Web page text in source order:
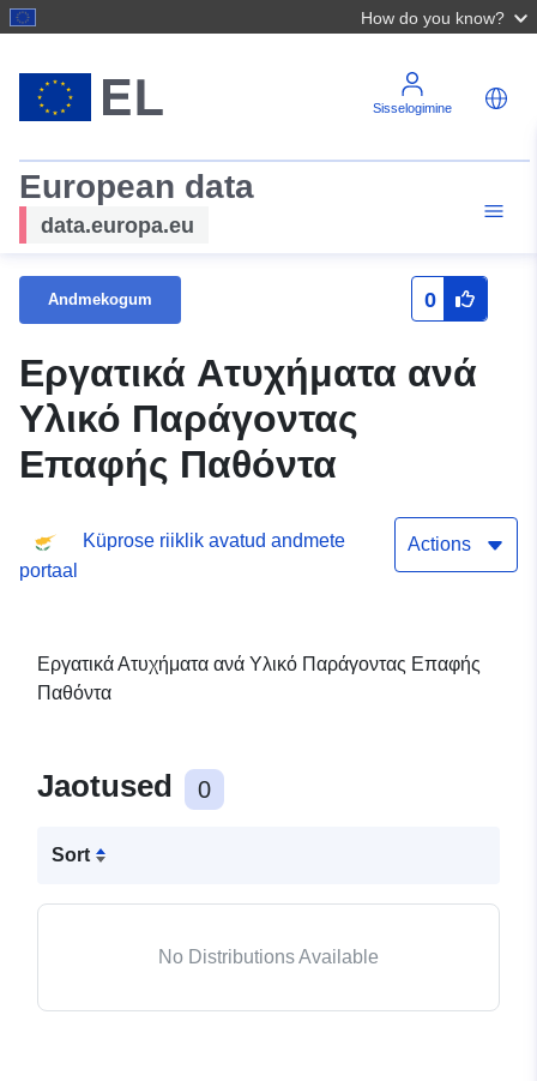
How do you know?
Sisselogimine
European data
data.europa.eu
Andmekogum 0
Εργατικά Ατυχήματα ανά
Υλικό Παράγοντας
Επαφής Παθόντα
Küprose riiklik avatud andmete
portaal
Actions
Εργατικά Ατυχήματα ανά Υλικό Παράγοντας Επαφής
Παθόντα
Jaotused 0
Sort
No Distributions Available